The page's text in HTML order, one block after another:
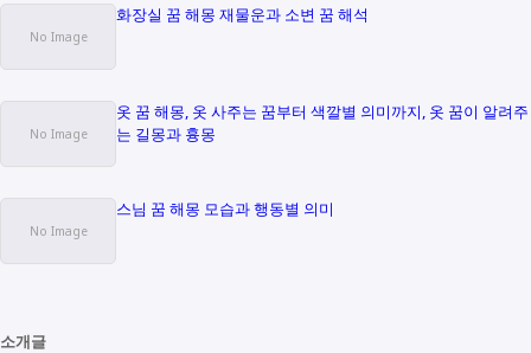
화장실 꿈 해몽 재물운과 소변 꿈 해석
옷 꿈 해몽, 옷 사주는 꿈부터 색깔별 의미까지, 옷 꿈이 알려주
는 길몽과 흉몽
스님 꿈 해몽 모습과 행동별 의미
소개글